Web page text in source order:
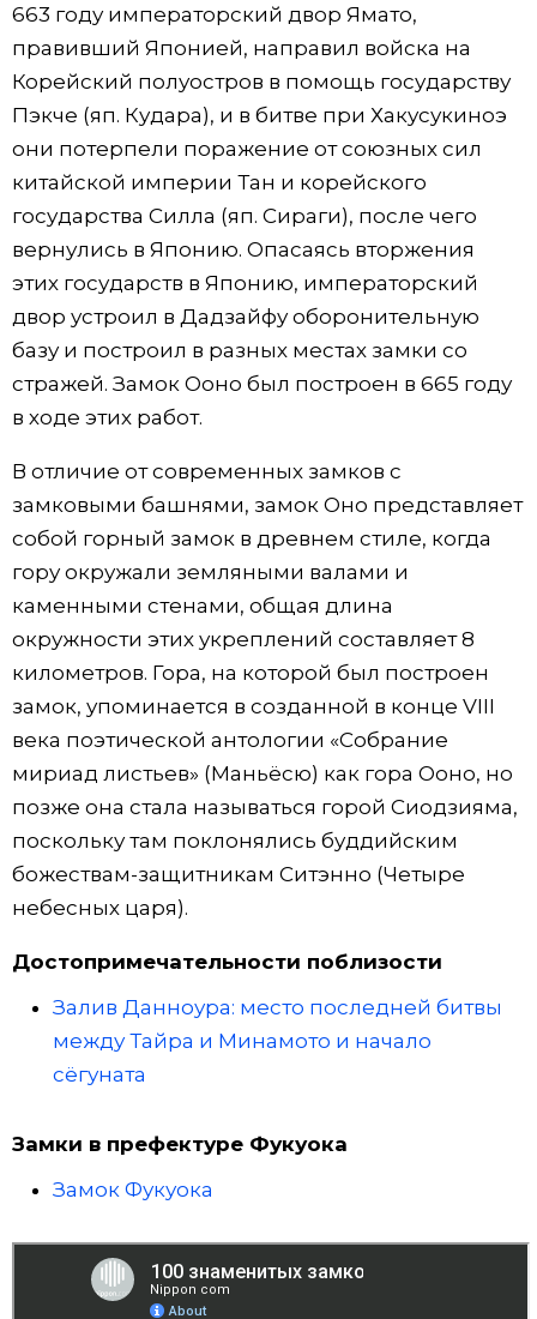
663 году императорский двор Ямато,
правивший Японией, направил войска на
Корейский полуостров в помощь государству
Пэкче (яп. Кудара), и в битве при Хакусукиноэ
они потерпели поражение от союзных сил
китайской империи Тан и корейского
государства Силла (яп. Сираги), после чего
вернулись в Японию. Опасаясь вторжения
этих государств в Японию, императорский
двор устроил в Дадзайфу оборонительную
базу и построил в разных местах замки со
стражей. Замок Ооно был построен в 665 году
в ходе этих работ.
В отличие от современных замков с
замковыми башнями, замок Оно представляет
собой горный замок в древнем стиле, когда
гору окружали земляными валами и
каменными стенами, общая длина
окружности этих укреплений составляет 8
километров. Гора, на которой был построен
замок, упоминается в созданной в конце VIII
века поэтической антологии «Собрание
мириад листьев» (Маньёсю) как гора Ооно, но
позже она стала называться горой Сиодзияма,
поскольку там поклонялись буддийским
божествам-защитникам Ситэнно (Четыре
небесных царя).
Достопримечательности поблизости
Залив Данноура: место последней битвы
между Тайра и Минамото и начало
сёгуната
Замки в префектуре Фукуока
Замок Фукуока